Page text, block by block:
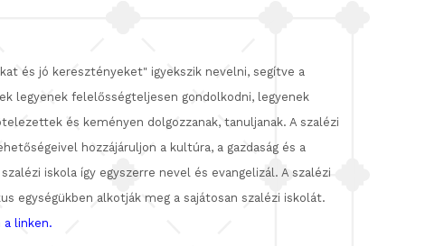
és jó keresztényeket" igyekszik nevelni, segítve a
legyenek felelősségteljesen gondolkodni, legyenek
és keményen dolgozzanak, tanuljanak. A szalézi
hozzájáruljon a kultúra, a gazdaság és a
iskola így egyszerre nevel és evangelizál. A szalézi
egységükben alkotják meg a sajátosan szalézi iskolát.
a linken.